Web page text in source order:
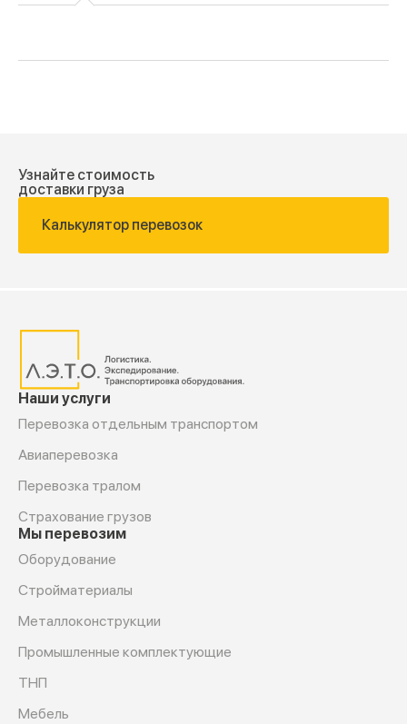
Узнайте стоимость
доставки груза
Калькулятор перевозок
Наши услуги
Перевозка отдельным транспортом
Авиаперевозка
Перевозка тралом
Страхование грузов
Мы перевозим
Оборудование
Cтройматериалы
Металлоконструкции
Промышленные комплектующие
ТНП
Мебель